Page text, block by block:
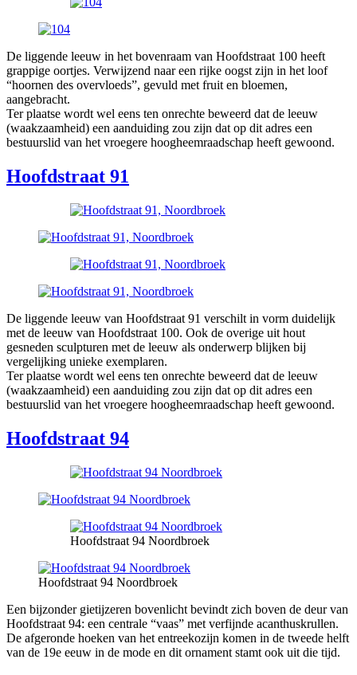
De liggende leeuw in het bovenraam van Hoofdstraat 100 heeft
grappige oortjes. Verwijzend naar een rijke oogst zijn in het loof
“hoornen des overvloeds”, gevuld met fruit en bloemen,
aangebracht.
Ter plaatse wordt wel eens ten onrechte beweerd dat de leeuw
(waakzaamheid) een aanduiding zou zijn dat op dit adres een
bestuurslid van het vroegere hoogheemraadschap heeft gewoond.
Hoofdstraat 91
De liggende leeuw van Hoofdstraat 91 verschilt in vorm duidelijk
met de leeuw van Hoofdstraat 100. Ook de overige uit hout
gesneden sculpturen met de leeuw als onderwerp blijken bij
vergelijking unieke exemplaren.
Ter plaatse wordt wel eens ten onrechte beweerd dat de leeuw
(waakzaamheid) een aanduiding zou zijn dat op dit adres een
bestuurslid van het vroegere hoogheemraadschap heeft gewoond.
Hoofdstraat 94
Hoofdstraat 94 Noordbroek
Hoofdstraat 94 Noordbroek
Een bijzonder gietijzeren bovenlicht bevindt zich boven de deur van
Hoofdstraat 94: een centrale “vaas” met verfijnde acanthuskrullen.
De afgeronde hoeken van het entreekozijn komen in de tweede helft
van de 19e eeuw in de mode en dit ornament stamt ook uit die tijd.